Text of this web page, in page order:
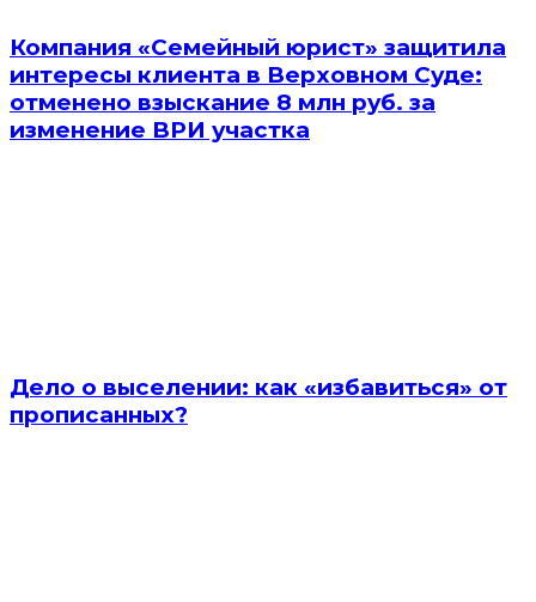
Компания «Семейный юрист» защитила
интересы клиента в Верховном Суде:
отменено взыскание 8 млн руб. за
изменение ВРИ участка
Дело о выселении: как «избавиться» от
прописанных?